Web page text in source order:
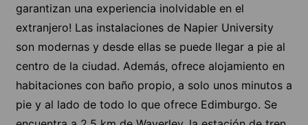
garantizan una experiencia inolvidable en el
extranjero! Las instalaciones de Napier University
son modernas y desde ellas se puede llegar a pie al
centro de la ciudad. Además, ofrece alojamiento en
habitaciones con baño propio, a solo unos minutos a
pie y al lado de todo lo que ofrece Edimburgo. Se